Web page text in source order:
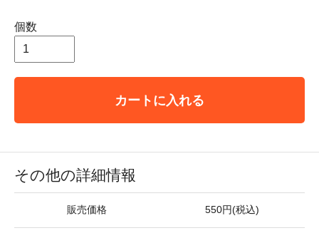
個数
カートに入れる
その他の詳細情報
販売価格 550円(税込)